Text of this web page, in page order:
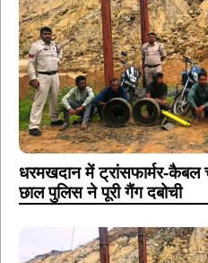
धरमखदान में ट्रांसफार्मर-कैबल
छाल पुलिस ने पूरी गैंग दबोची